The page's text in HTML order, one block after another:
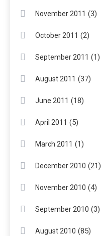
November 2011 (3)
October 2011 (2)
September 2011 (1)
August 2011 (37)
June 2011 (18)
April 2011 (5)
March 2011 (1)
December 2010 (21)
November 2010 (4)
September 2010 (3)
August 2010 (85)